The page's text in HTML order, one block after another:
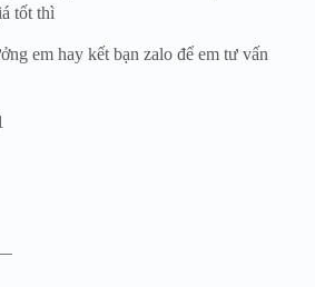
tốt thì
em hay kết bạn zalo để em tư vấn